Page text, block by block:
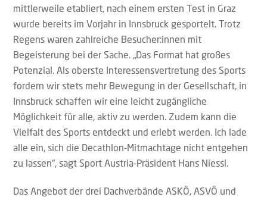
mittlerweile etabliert, nach einem ersten Test in Graz
wurde bereits im Vorjahr in Innsbruck gesportelt. Trotz
Regens waren zahlreiche Besucher:innen mit
Begeisterung bei der Sache. „Das Format hat großes
Potenzial. Als oberste Interessensvertretung des Sports
fordern wir stets mehr Bewegung in der Gesellschaft, in
Innsbruck schaffen wir eine leicht zugängliche
Möglichkeit für alle, aktiv zu werden. Zudem kann die
Vielfalt des Sports entdeckt und erlebt werden. Ich lade
alle ein, sich die Decathlon-Mitmachtage nicht entgehen
zu lassen“, sagt Sport Austria-Präsident Hans Niessl.
Das Angebot der drei Dachverbände ASKÖ, ASVÖ und